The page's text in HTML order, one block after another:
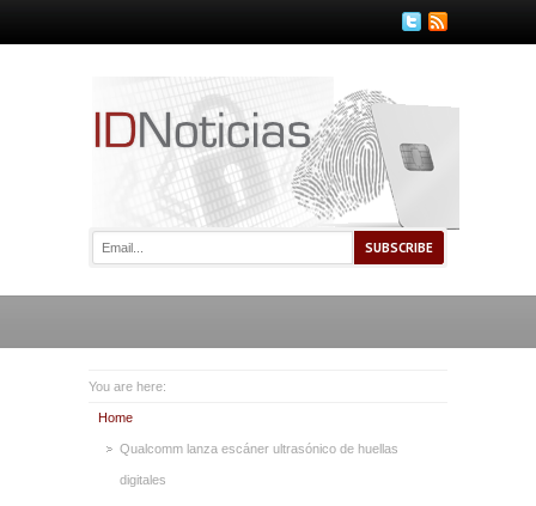
You are here:
Home
Qualcomm lanza escáner ultrasónico de huellas
digitales